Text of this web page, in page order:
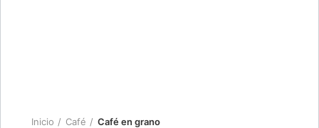
Inicio Café Café en grano